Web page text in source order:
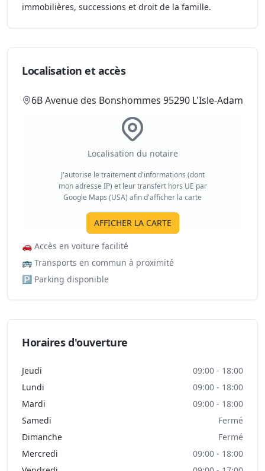
immobilières, successions et droit de la famille.
Localisation et accès
6B Avenue des Bonshommes 95290 L'Isle-Adam
Localisation du notaire
J'autorise le traitement d'informations (dont
mon adresse IP) et leur transfert hors UE par
Google Maps (USA) afin d'afficher la carte
AFFICHER LA CARTE
🚗 Accès en voiture facilité
🚌 Transports en commun à proximité
🅿️ Parking disponible
Horaires d'ouverture
Jeudi
09:00 - 18:00
Lundi
09:00 - 18:00
Mardi
09:00 - 18:00
Samedi
Fermé
Dimanche
Fermé
Mercredi
09:00 - 18:00